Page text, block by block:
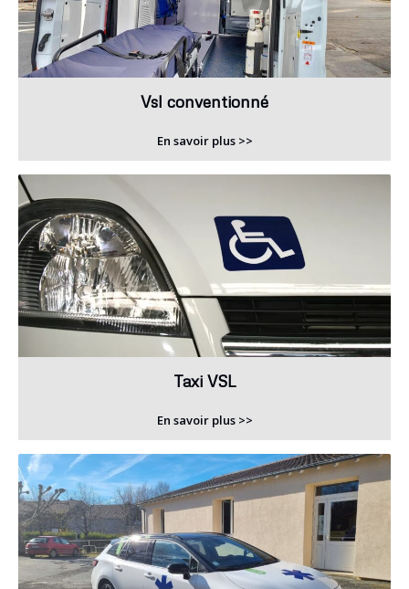
Vsl conventionné
En savoir plus >>
Taxi VSL
En savoir plus >>